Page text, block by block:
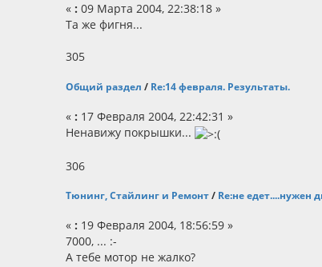
«: 09 Марта 2004, 22:38:18 »
Та же фигня...
305
Общий раздел / Re:14 февраля. Результаты.
«: 17 Февраля 2004, 22:42:31 »
Ненавижу покрышки...
306
Тюнинг, Стайлинг и Ремонт / Re:не едет....нужен
«: 19 Февраля 2004, 18:56:59 »
7000, ... :-
А тебе мотор не жалко?